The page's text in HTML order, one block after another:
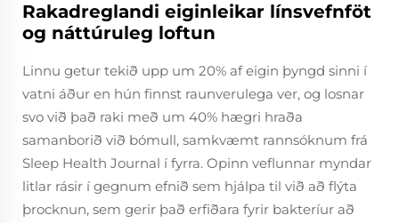
Rakadreglandi eiginleikar línsvefnföt
og náttúruleg loftun
Linnu getur tekið upp um 20% af eigin þyngd sinni í
vatni áður en hún finnst raunverulega ver, og losnar
svo við það raki með um 40% hægri hraða
samanborið við bómull, samkvæmt rannsóknum frá
Sleep Health Journal í fyrra. Opinn veflunnar myndar
litlar rásir í gegnum efnið sem hjálpa til við að flýta
þrocknun, sem gerir það erfiðara fyrir bakteríur að